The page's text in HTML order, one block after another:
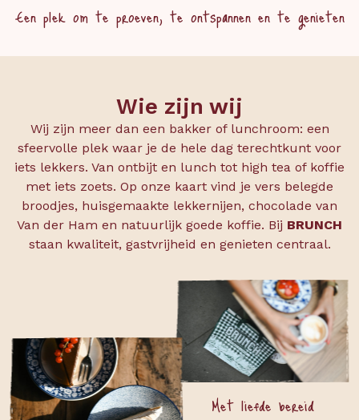
Een plek om te proeven, te ontspannen en te genieten
Wie zijn wij
Wij zijn meer dan een bakker of lunchroom: een
sfeervolle plek waar je de hele dag terechtkunt voor
iets lekkers. Van ontbijt en lunch tot high tea of koffie
met iets zoets. Op onze kaart vind je vers belegde
broodjes, huisgemaakte lekkernijen, chocolade van
Van der Ham en natuurlijk goede koffie. Bij BRUNCH
staan kwaliteit, gastvrijheid en genieten centraal.
Met liefde bereid